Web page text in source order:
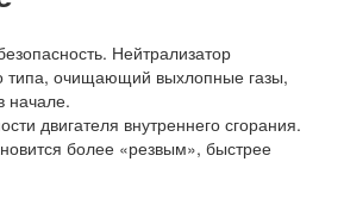
Нейтрализатор
типа, очищающий выхлопные газы,
начале.
двигателя внутреннего сгорания.
более «резвым», быстрее